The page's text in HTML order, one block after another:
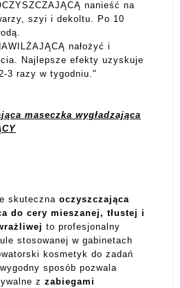
nanieść na
szyi i dekoltu. Po 10
nałożyć i
Najlepsze efekty uzyskuje
3 razy w tygodniu."
maseczka wygładzająca
skutecznaoczyszczająca
do cery mieszanej, tłustej i
to profesjonalny
stosowanej w gabinetach
kosmetyk do zadań
sposób pozwala
zzabiegami